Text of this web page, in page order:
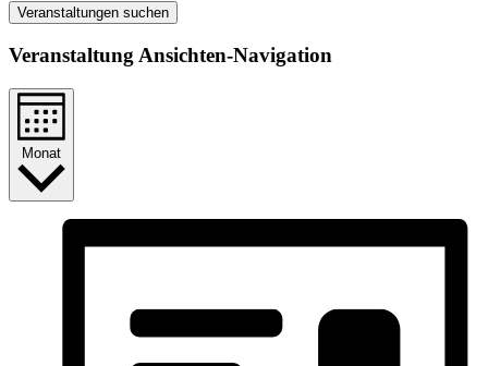
Veranstaltungen suchen
Veranstaltung Ansichten-Navigation
Monat